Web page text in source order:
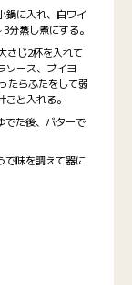
鍋に入れ、白ワイ
分蒸し煮にする。
さじ2杯を入れて
ソース、ブイヨ
たらふたをして弱
と入れる。
でた後、バターで
で味を調えて器に